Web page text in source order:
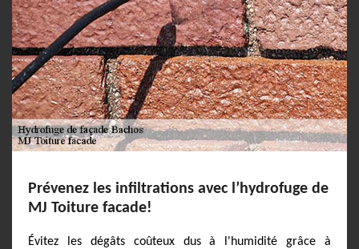
Prévenez les infiltrations avec l’hydrofuge de
MJ Toiture facade!
Évitez les dégâts coûteux dus à l'humidité grâce à